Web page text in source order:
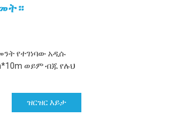
የተገነባው አዲሱ
ወይም ብጁ የሉህ
ዝርዝር እይታ